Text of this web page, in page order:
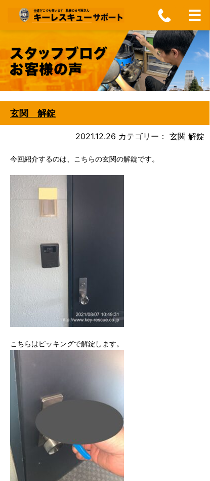
玄関 解錠
2021.12.26 カテゴリー： 玄関 解錠
今回紹介するのは、こちらの玄関の解錠です。
こちらはピッキングで解錠します。